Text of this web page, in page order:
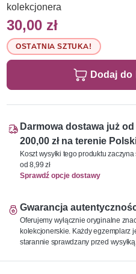
kolekcjonera
30,00 zł
OSTATNIA SZTUKA!
Dodaj do
Darmowa dostawa już od
200,00 zł na terenie
Koszt wysyłki tego produktu zaczyna
od 8,99 zł
Sprawdź opcje dostawy
Gwarancja
Oferujemy wyłącznie oryginalne
kolekcjonerskie. Każdy egzemplarz
starannie sprawdzany przed wysyłką.